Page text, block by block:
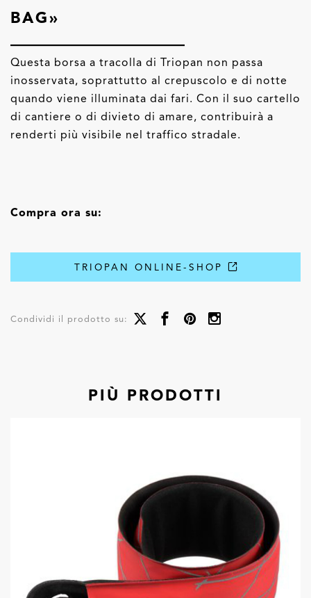
BAG»
Questa borsa a tracolla di Triopan non passa
inosservata, soprattutto al crepuscolo e di notte
quando viene illuminata dai fari. Con il suo cartello
di cantiere o di divieto di amare, contribuirà a
renderti più visibile nel traffico stradale.
Compra ora su:
TRIOPAN ONLINE-SHOP
Condividi il prodotto su:
PIÙ PRODOTTI